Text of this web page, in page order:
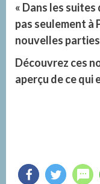
« Dans les
pas seulement à
nouvelles
Découvrez ces
aperçu de ce qui